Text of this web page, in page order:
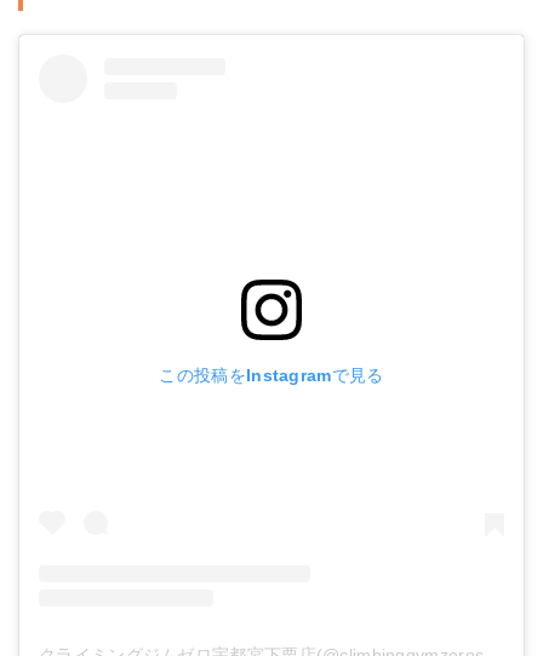
この投稿をInstagramで見る